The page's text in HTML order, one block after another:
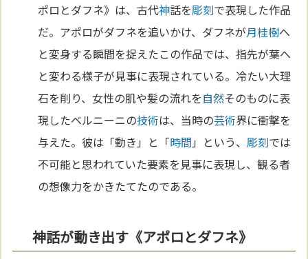
ポロとダフネ》は、古代神話を彫刻で表現した作品
だ。アポロがダフネを追いかけ、ダフネが月桂樹へ
と変身する瞬間を捉えたこの作品では、指先が葉へ
と変わる様子が見事に表現されている。冷たい大理
石を削り、女性の肌や髪の流れを自然そのものに表
現したベルニーニの技術は、当時の芸術界に衝撃を
与えた。彼は「動き」と「時間 」という、彫刻では
不可能と思われていた要素を見事に表現し、観る者
の想像力をかきたてたのである。
神話が動き出す《アポロとダフネ》